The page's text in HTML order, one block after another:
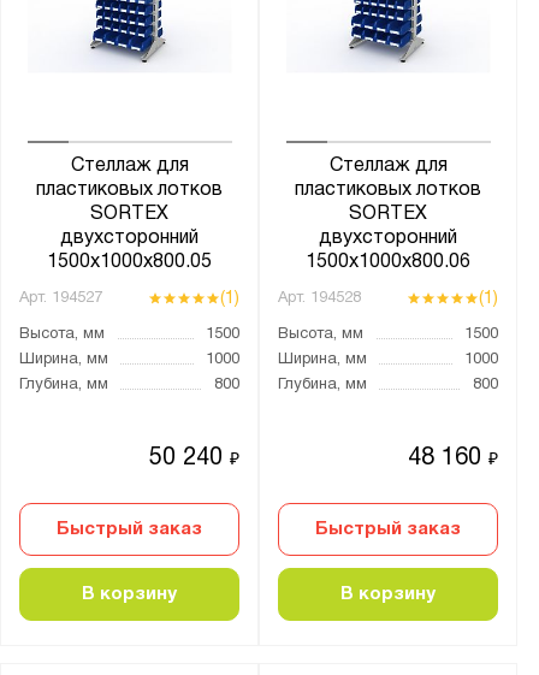
Стеллаж для
пластиковых лотков
SORTEX
двухсторонний
1500x1000x800.05
Арт. 194527 (1)
Высота, мм
1500
Ширина, мм
1000
Глубина, мм
800
50 240₽
Быстрый заказ
В корзину
Стеллаж для
пластиковых лотков
SORTEX
двухсторонний
1500x1000x800.06
Арт. 194528 (1)
Высота, мм
1500
Ширина, мм
1000
Глубина, мм
800
48 160₽
Быстрый заказ
В корзину